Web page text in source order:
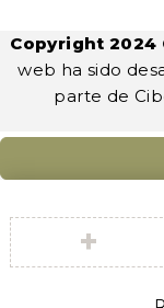
Copyright 2024
web ha sido
parte de